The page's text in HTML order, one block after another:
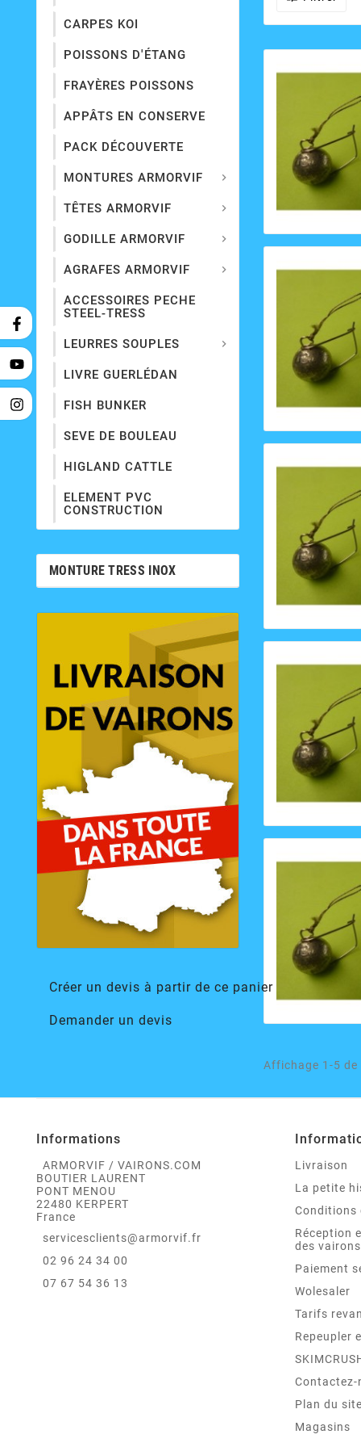
CARPES KOI
POISSONS D'ÉTANG
FRAYÈRES POISSONS
APPÂTS EN CONSERVE
PACK DÉCOUVERTE
MONTURES ARMORVIF 
TÊTES ARMORVIF 
GODILLE ARMORVIF 
AGRAFES ARMORVIF 
ACCESSOIRES PECHE
STEEL-TRESS
LEURRES SOUPLES 
LIVRE GUERLÉDAN
FISH BUNKER
SEVE DE BOULEAU
HIGLAND CATTLE
ELEMENT PVC
CONSTRUCTION
MONTURE TRESS INOX
Créer un devis à partir de ce panier
Demander un devis
Affichage 1-5
Informations
ARMORVIF / VAIRONS.COM
BOUTIER LAURENT
PONT MENOU
22480 KERPERT
France
servicesclients@armorvif.fr
02 96 24 34 00
07 67 54 36 13
Livraison
La petite
Conditions
Réception
des
Paiement
Wolesaler
Tarifs
Repeupler
Contactez-
Plan du site
Magasins